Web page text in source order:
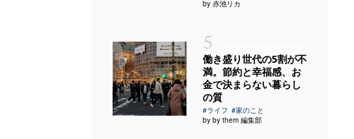
by 赤池リカ
5
働き盛り世代の5割が不
満。節約と幸福感、お
金で決まらない暮らし
の質
#ライフ #家のこと
by by them 編集部